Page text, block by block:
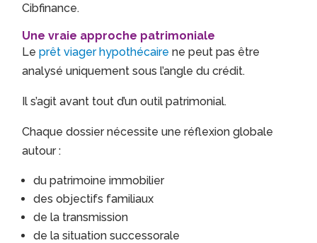
Cibfinance.
Une vraie approche patrimoniale
Leprêt viager hypothécaire ne peut pas être
analysé uniquement sous l’angle du crédit.
Il s’agit avant tout d’un outil patrimonial.
Chaque dossier nécessite une réflexion globale
autour :
du patrimoine immobilier
des objectifs familiaux
de la transmission
de la situation successorale